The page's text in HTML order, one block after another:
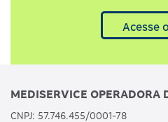
Acesse
MEDISERVICE OPERADORA
CNPJ: 57.746.455/0001-78